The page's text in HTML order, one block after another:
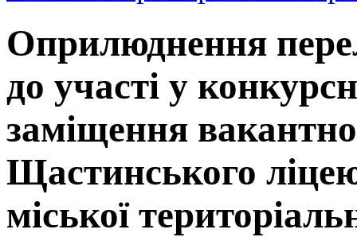
Оприлюднення
до участі у
заміщення
Щастинського
міської